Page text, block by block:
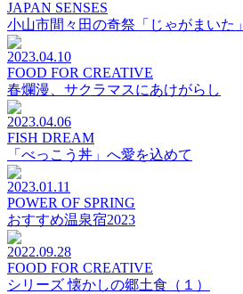
JAPAN SENSES
小山市間々田の奇祭「じゃがまいた」
2023.04.10
FOOD FOR CREATIVE
春爛漫、サクラマスにあけがらし
2023.04.06
FISH DREAM
「べっこう丼」へ愛を込めて
2023.01.11
POWER OF SPRING
おすすめ温泉宿2023
2022.09.28
FOOD FOR CREATIVE
シリーズ 懐かしの郷土食（１）